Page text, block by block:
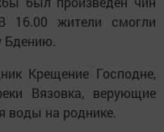
16.00 жители смогли
Бдению.
Крещение Господне,
Вязовка, верующие
воды на роднике.